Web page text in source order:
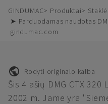
GINDUMAC Produktai
➤ Parduodamas naudotas
gindumac.com
Rodyti originalo kalba
Šis 4 ašių DMG CTX
2002 m. Jame yra